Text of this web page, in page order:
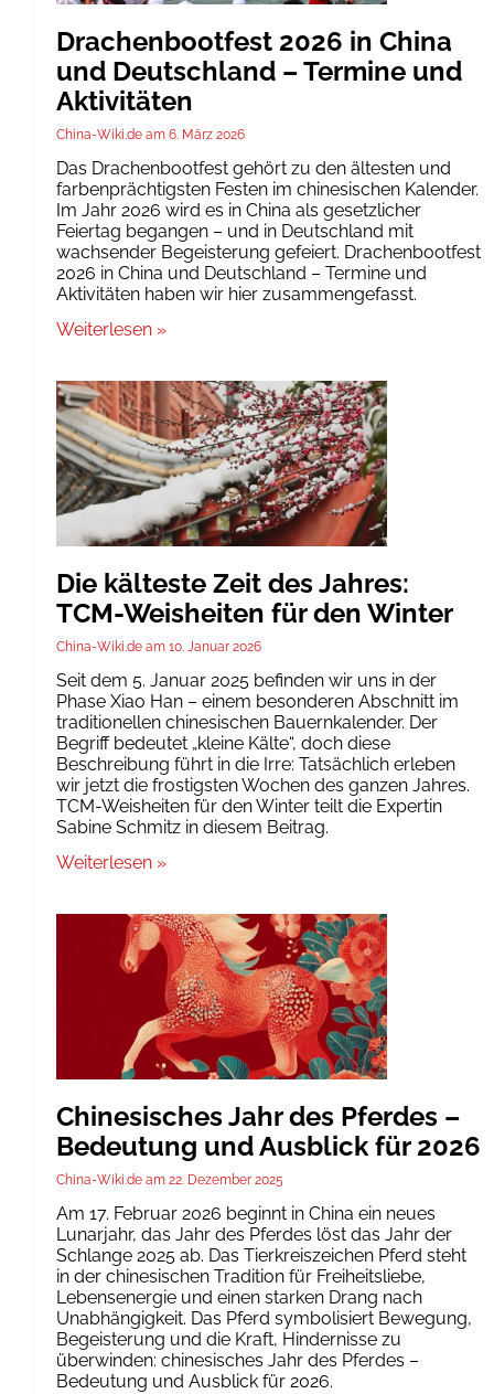
Drachenbootfest 2026 in China
und Deutschland – Termine und
Aktivitäten
China-Wiki.de 6. März 2026
Das Drachenbootfest gehört zu den ältesten und
farbenprächtigsten Festen im chinesischen Kalender.
Im Jahr 2026 wird es in China als gesetzlicher
Feiertag begangen – und in Deutschland mit
wachsender Begeisterung gefeiert. Drachenbootfest
2026 in China und Deutschland – Termine und
Aktivitäten haben wir hier zusammengefasst.
Weiterlesen »
Die kälteste Zeit des Jahres:
TCM-Weisheiten für den Winter
China-Wiki.de 10. Januar 2026
Seit dem 5. Januar 2025 befinden wir uns in der
Phase Xiao Han – einem besonderen Abschnitt im
traditionellen chinesischen Bauernkalender. Der
Begriff bedeutet „kleine Kälte“, doch diese
Beschreibung führt in die Irre: Tatsächlich erleben
wir jetzt die frostigsten Wochen des ganzen Jahres.
TCM-Weisheiten für den Winter teilt die Expertin
Sabine Schmitz in diesem Beitrag.
Weiterlesen »
Chinesisches Jahr des Pferdes –
Bedeutung und Ausblick für 2026
China-Wiki.de 22. Dezember 2025
Am 17. Februar 2026 beginnt in China ein neues
Lunarjahr, das Jahr des Pferdes löst das Jahr der
Schlange 2025 ab. Das Tierkreiszeichen Pferd steht
in der chinesischen Tradition für Freiheitsliebe,
Lebensenergie und einen starken Drang nach
Unabhängigkeit. Das Pferd symbolisiert Bewegung,
Begeisterung und die Kraft, Hindernisse zu
überwinden: chinesisches Jahr des Pferdes –
Bedeutung und Ausblick für 2026.